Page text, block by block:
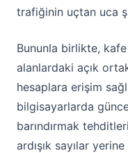
trafiğinin uçtan uca
Bununla birlikte,
alanlardaki açık
hesaplara erişim
bilgisayarlarda
barındırmak
ardışık sayılar